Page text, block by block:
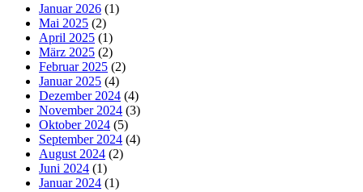
Januar 2026 (1)
Mai 2025 (2)
April 2025 (1)
März 2025 (2)
Februar 2025 (2)
Januar 2025 (4)
Dezember 2024 (4)
November 2024 (3)
Oktober 2024 (5)
September 2024 (4)
August 2024 (2)
Juni 2024 (1)
Januar 2024 (1)